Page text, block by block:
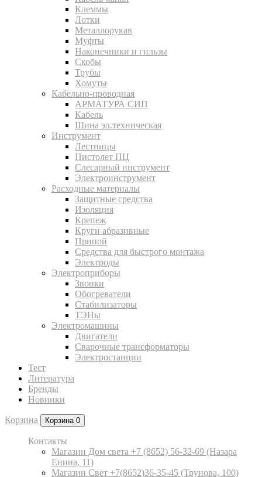
Клеммы
Лотки
Металлорукав
Муфты
Наконечники и гильзы
Скобы
Трубы
Хомуты
Кабельно-проводная
АРМАТУРА СИП
Кабель
Шина эл.техническая
Инструмент
Лестницы
Пистолет ПЦ
Слесарный инструмент
Электроинструмент
Расходные материалы
Защитные средства
Изоляция
Крепеж
Круги абразивные
Припой
Средства для быстрого монтажа
Электроды
Электроприборы
Звонки
Обогреватели
Стабилизаторы
ТЭНы
Электромашины
Двигатели
Сварочные трансформаторы
Электростанции
Тест
Литература
Бренды
Новинки
Корзина Корзина 0
Контакты
Магазин Дом света +7 (8652) 56-32-69 (Назара
Енина, 11)
Магазин Свет +7(8652)36-35-45 (Трунова, 100)